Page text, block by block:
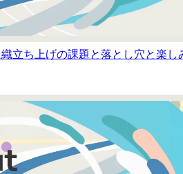
立ち上げの課題と落とし穴と楽